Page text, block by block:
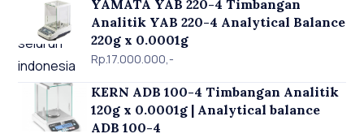
melibatkan pengukuran massa.
YAMATA YAB 220-4 Timbangan
Analitik YAB 220-4 Analytical Balance
220g x 0.0001g
Rp.17.000.000,-
KERN ADB 100-4 Timbangan Analitik
120g x 0.0001g | Analytical balance
ADB 100-4